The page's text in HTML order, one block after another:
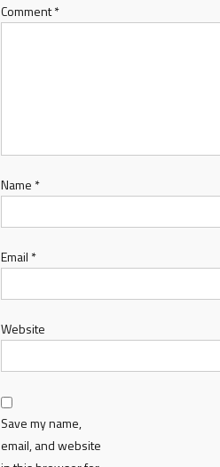
Comment*
Name *
Email *
Website
Save my name,
email, and website